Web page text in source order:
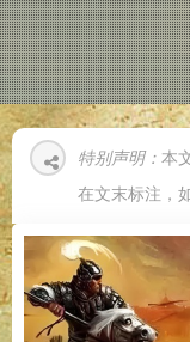
特别声明： 本
在文末标注，